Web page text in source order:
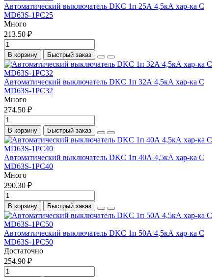
Автоматический выключатель DKC 1п 25А 4,5кА хар-ка C
MD63S-1PC25
Много
213.50 ₽
В корзину Быстрый заказ
Автоматический выключатель DKC 1п 32А 4,5кА хар-ка C
MD63S-1PC32
Много
274.50 ₽
В корзину Быстрый заказ
Автоматический выключатель DKC 1п 40А 4,5кА хар-ка C
MD63S-1PC40
Много
290.30 ₽
В корзину Быстрый заказ
Автоматический выключатель DKC 1п 50А 4,5кА хар-ка C
MD63S-1PC50
Достаточно
254.90 ₽